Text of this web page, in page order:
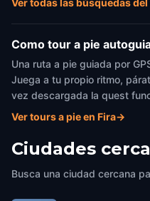
Ver todas las búsquedas
Como tour a pie
Una ruta a pie guiada por
Juega a tu propio ritmo,
vez descargada la quest
Ver tours a pie en Fira→
Ciudades
Busca una ciudad cercana